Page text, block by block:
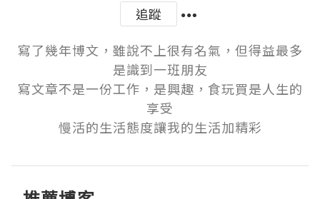
追蹤
寫了幾年博文，雖說不上很有名氣，但得益最多
是識到一班朋友
寫文章不是一份工作，是興趣，食玩買是人生的
享受
慢活的生活態度讓我的生活加精彩